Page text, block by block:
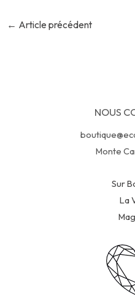
← Article précédent
NOUS
Monte
Sur
La